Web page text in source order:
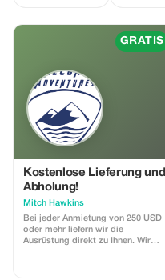
GRATIS
Kostenlose Lieferung und
Abholung!
Mitch Hawkins
Bei jeder Anmietung von 250 USD
oder mehr liefern wir die
Ausrüstung direkt zu Ihnen. Wir